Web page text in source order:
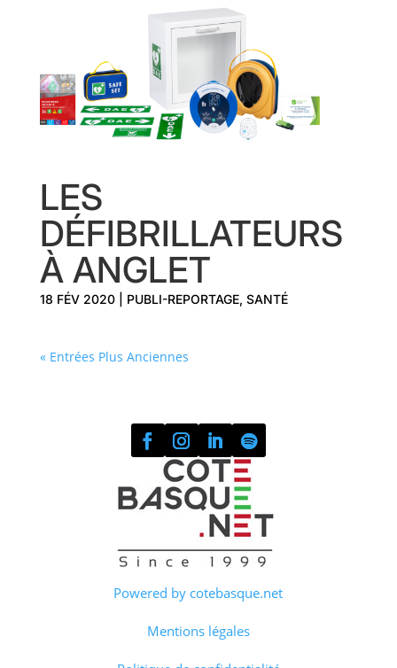
LES
DÉFIBRILLATEURS
À ANGLET
18 FÉV 2020| PUBLI-REPORTAGE, SANTÉ
« Entrées Plus Anciennes
Powered by cotebasque.net
Mentions légales